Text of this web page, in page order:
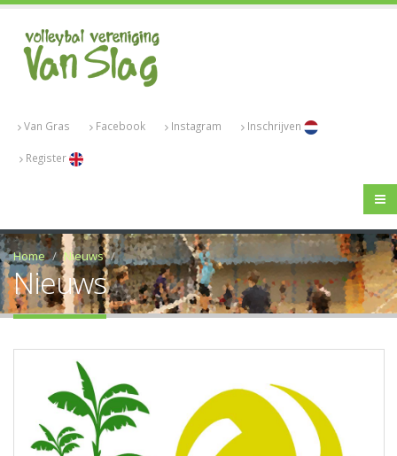
Van Gras Facebook Instagram Inschrijven
Register
Home Nieuws
Nieuws